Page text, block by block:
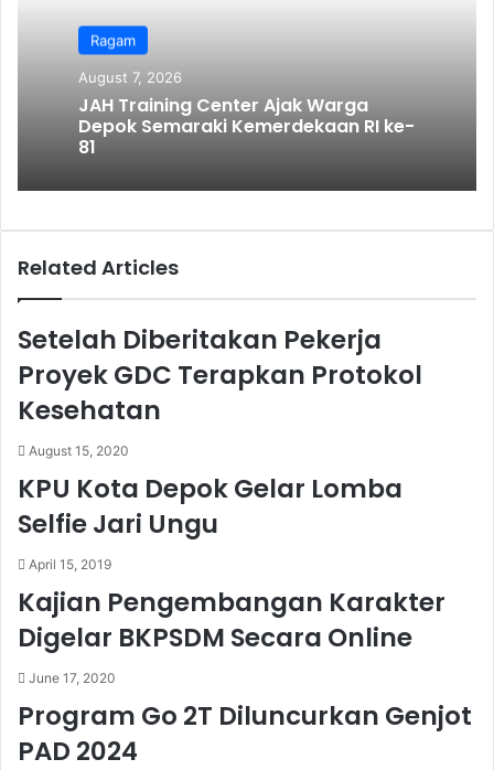
Ragam
August 7, 2026
JAH Training Center Ajak Warga
Depok Semaraki Kemerdekaan RI ke-
81
Related Articles
Setelah Diberitakan Pekerja
Proyek GDC Terapkan Protokol
Kesehatan
August 15, 2020
KPU Kota Depok Gelar Lomba
Selfie Jari Ungu
April 15, 2019
Kajian Pengembangan Karakter
Digelar BKPSDM Secara Online
June 17, 2020
Program Go 2T Diluncurkan Genjot
PAD 2024